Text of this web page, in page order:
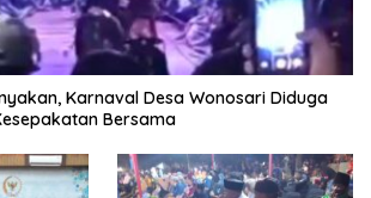
Karnaval Desa Wonosari Diduga
Bersama